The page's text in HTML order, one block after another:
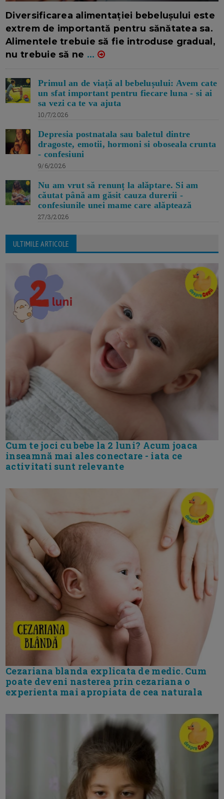
Diversificarea alimentației bebelușului este
extrem de importantă pentru sănătatea sa.
Alimentele trebuie să fie introduse gradual,
nu trebuie să ne ...
Primul an de viață al bebelușului: Avem cate
un sfat important pentru fiecare luna - si ai
sa vezi ca te va ajuta
10/7/2026
Depresia postnatala sau baletul dintre
dragoste, emotii, hormoni si oboseala crunta
- confesiuni
9/6/2026
Nu am vrut să renunț la alăptare. Si am
căutat până am găsit cauza durerii -
confesiunile unei mame care alăptează
27/3/2026
ULTIMILE ARTICOLE
Cum te joci cu bebe la 2 luni? Acum joaca
inseamnă mai ales conectare - iata ce
activitati sunt relevante
Cezariana blanda explicata de medic. Cum
poate deveni nasterea prin cezariana o
experienta mai apropiata de cea naturala